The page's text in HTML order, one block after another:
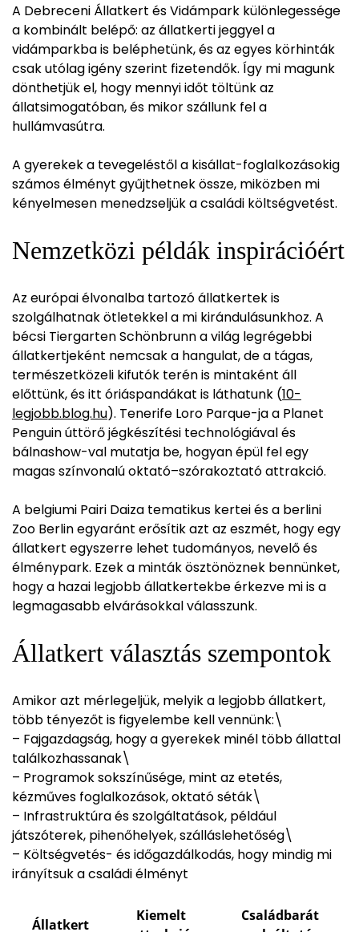
A Debreceni Állatkert és Vidámpark különlegessége
a kombinált belépő: az állatkerti jeggyel a
vidámparkba is beléphetünk, és az egyes körhinták
csak utólag igény szerint fizetendők. Így mi magunk
dönthetjük el, hogy mennyi időt töltünk az
állatsimogatóban, és mikor szállunk fel a
hullámvasútra.
A gyerekek a tevegeléstől a kisállat-foglalkozásokig
számos élményt gyűjthetnek össze, miközben mi
kényelmesen menedzseljük a családi költségvetést.
Nemzetközi példák inspirációért
Az európai élvonalba tartozó állatkertek is
szolgálhatnak ötletekkel a mi kirándulásunkhoz. A
bécsi Tiergarten Schönbrunn a világ legrégebbi
állatkertjeként nemcsak a hangulat, de a tágas,
természetközeli kifutók terén is mintaként áll
előttünk, és itt óriáspandákat is láthatunk (10-
legjobb.blog.hu). Tenerife Loro Parque-ja a Planet
Penguin úttörő jégkészítési technológiával és
bálnashow-val mutatja be, hogyan épül fel egy
magas színvonalú oktató–szórakoztató attrakció.
A belgiumi Pairi Daiza tematikus kertei és a berlini
Zoo Berlin egyaránt erősítik azt az eszmét, hogy egy
állatkert egyszerre lehet tudományos, nevelő és
élménypark. Ezek a minták ösztönöznek bennünket,
hogy a hazai legjobb állatkertekbe érkezve mi is a
legmagasabb elvárásokkal válasszunk.
Állatkert választás szempontok
Amikor azt mérlegeljük, melyik a legjobb állatkert,
több tényezőt is figyelembe kell vennünk:\
– Fajgazdagság, hogy a gyerekek minél több állattal
találkozhassanak\
– Programok sokszínűsége, mint az etetés,
kézműves foglalkozások, oktató séták\
– Infrastruktúra és szolgáltatások, például
játszóterek, pihenőhelyek, szálláslehetőség\
– Költségvetés- és időgazdálkodás, hogy mindig mi
irányítsuk a családi élményt
Állatkert
Kiemelt
Családbarát